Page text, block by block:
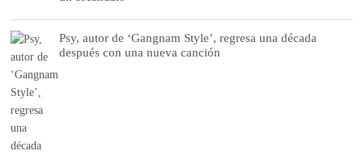
Psy, autor de ‘Gangnam Style’, regresa una década
después con una nueva canción